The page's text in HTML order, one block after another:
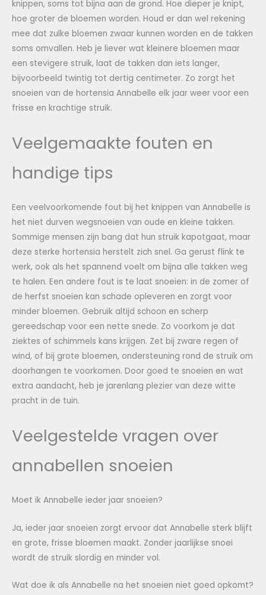
knippen, soms tot bijna aan de grond. Hoe dieper je knipt,
hoe groter de bloemen worden. Houd er dan wel rekening
mee dat zulke bloemen zwaar kunnen worden en de takken
soms omvallen. Heb je liever wat kleinere bloemen maar
een stevigere struik, laat de takken dan iets langer,
bijvoorbeeld twintig tot dertig centimeter. Zo zorgt het
snoeien van de hortensia Annabelle elk jaar weer voor een
frisse en krachtige struik.
Veelgemaakte fouten en
handige tips
Een veelvoorkomende fout bij het knippen van Annabelle is
het niet durven wegsnoeien van oude en kleine takken.
Sommige mensen zijn bang dat hun struik kapotgaat, maar
deze sterke hortensia herstelt zich snel. Ga gerust flink te
werk, ook als het spannend voelt om bijna alle takken weg
te halen. Een andere fout is te laat snoeien: in de zomer of
de herfst snoeien kan schade opleveren en zorgt voor
minder bloemen. Gebruik altijd schoon en scherp
gereedschap voor een nette snede. Zo voorkom je dat
ziektes of schimmels kans krijgen. Zet bij zware regen of
wind, of bij grote bloemen, ondersteuning rond de struik om
doorhangen te voorkomen. Door goed te snoeien en wat
extra aandacht, heb je jarenlang plezier van deze witte
pracht in de tuin.
Veelgestelde vragen over
annabellen snoeien
Moet ik Annabelle ieder jaar snoeien?
Ja, ieder jaar snoeien zorgt ervoor dat Annabelle sterk blijft
en grote, frisse bloemen maakt. Zonder jaarlijkse snoei
wordt de struik slordig en minder vol.
Wat doe ik als Annabelle na het snoeien niet goed opkomt?